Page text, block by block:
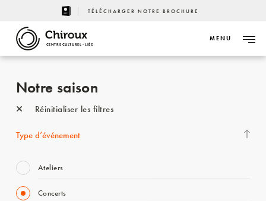
TÉLÉCHARGER NOTRE BROCHURE
CENTRE CULTUREL - LIÈGE
MENU
Notre saison
Réinitialiser les filtres
Type d’événement
Ateliers
Concerts